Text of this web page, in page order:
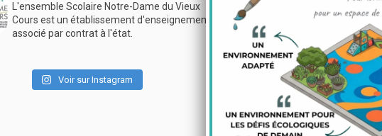
L'ensemble Scolaire Notre-Dame du Vieux
Cours est un établissement d'enseignement
associé par contrat à l'état.
Voir sur Instagram
Infos pratiques
Projet d'établissement
Projet éducatif